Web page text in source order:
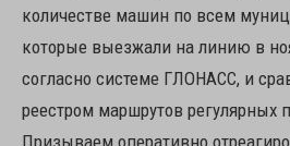
количестве машин по всем
которые выезжали на линию в
согласно системе ГЛОНАСС, и
реестром маршрутов регулярных
Призываем оперативно